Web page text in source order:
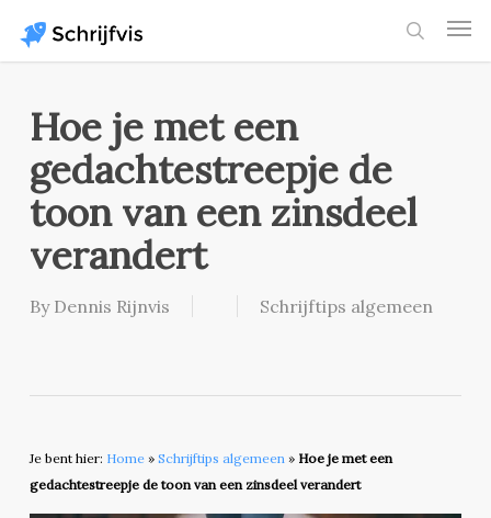
main
Hoe je met een
gedachtestreepje de
toon van een zinsdeel
verandert
By Dennis Rijnvis Schrijftips algemeen
Je bent hier: Home» Schrijftips algemeen» Hoe je met een
gedachtestreepje de toon van een zinsdeel verandert